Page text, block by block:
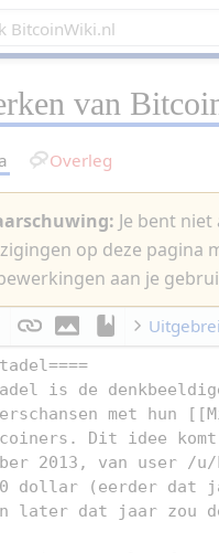
van
Overleg
Je bent
op deze pagina
aan je